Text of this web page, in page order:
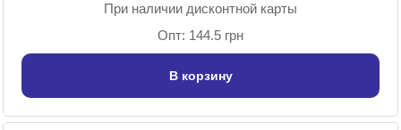
При наличии дисконтной карты
Опт: 144.5 грн
В корзину